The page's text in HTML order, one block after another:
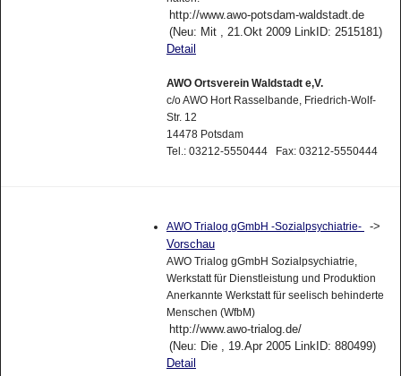
http://www.awo-potsdam-waldstadt.de
(Neu: Mit , 21.Okt 2009 LinkID: 2515181)
Detail
AWO Ortsverein Waldstadt e,V.
c/o AWO Hort Rasselbande, Friedrich-Wolf-
Str. 12
14478 Potsdam
Tel.: 03212-5550444 Fax: 03212-5550444
AWO Trialog gGmbH -Sozialpsychiatrie-
->
Vorschau
AWO Trialog gGmbH Sozialpsychiatrie,
Werkstatt für Dienstleistung und Produktion
Anerkannte Werkstatt für seelisch behinderte
Menschen (WfbM)
http://www.awo-trialog.de/
(Neu: Die , 19.Apr 2005 LinkID: 880499)
Detail